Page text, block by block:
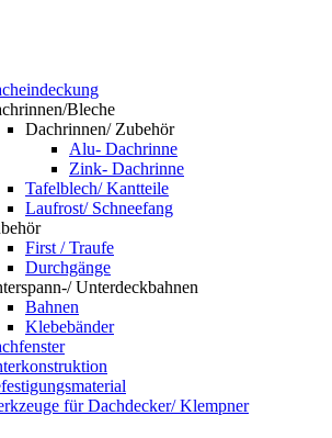
Bleche
Dachrinnen/ Zubehör
Alu- Dachrinne
Zink- Dachrinne
Tafelblech/ Kantteile
Laufrost/ Schneefang
First / Traufe
Durchgänge
Unterdeckbahnen
Bahnen
Klebebänder
für Dachdecker/ Klempner